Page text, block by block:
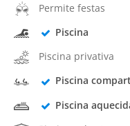
Permite festas
Piscina
Piscina privativa
Piscina
Piscina